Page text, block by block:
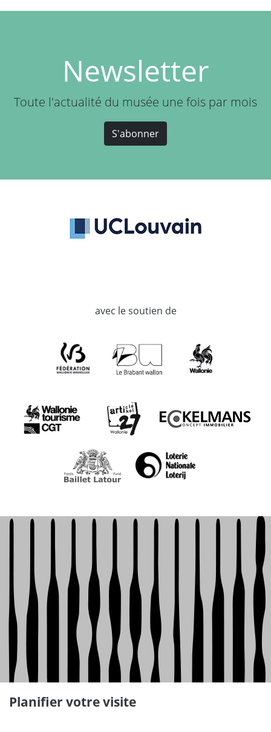
Newsletter
Toute l'actualité du musée une fois par mois
S'abonner
avec le soutien de
Planifier votre visite